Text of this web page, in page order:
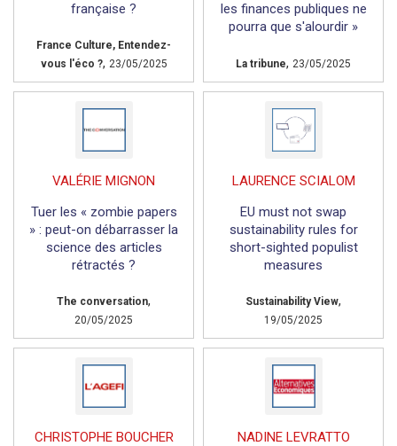
française ?
France Culture, Entendez-
vous l'éco ?, 23/05/2025
les finances publiques ne
pourra que s'alourdir »
La tribune, 23/05/2025
VALÉRIE MIGNON
Tuer les « zombie papers
» : peut-on débarrasser la
science des articles
rétractés ?
The conversation,
20/05/2025
LAURENCE SCIALOM
EU must not swap
sustainability rules for
short-sighted populist
measures
Sustainability View,
19/05/2025
CHRISTOPHE BOUCHER
NADINE LEVRATTO